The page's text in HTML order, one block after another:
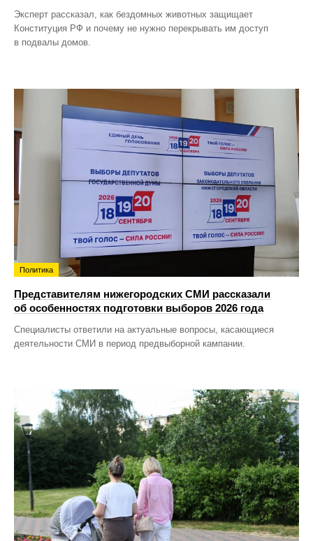
Эксперт рассказал, как бездомных животных защищает
Конституция РФ и почему не нужно перекрывать им доступ
в подвалы домов.
Политика
Представителям нижегородских СМИ рассказали
об особенностях подготовки выборов 2026 года
Специалисты ответили на актуальные вопросы, касающиеся
деятельности СМИ в период предвыборной кампании.